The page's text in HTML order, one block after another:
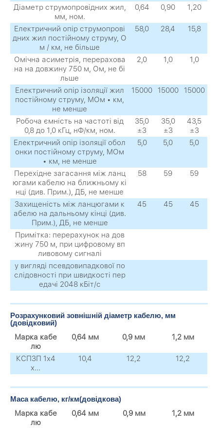
Діаметр струмопровідних жил,
мм, ном.
0,64 0,90 1,20
Електричний опір струмопрові
дних жил постійному струму, О
м / км, не більше
58,0 28,4 15,8
Омічна асиметрія, перерахова
на на довжину 750 м, Ом, не бі
льше
2,0 1,0 1,0
Електричний опір ізоляції жил
постійному струму, МОм • км,
не менше
15000 15000 15000
Робоча ємність на частоті від
0,8 до 1,0 кГц, нФ/км, ном.
35,0
±3
35,0
±3
43,5
±3
Електричний опір ізоляції обол
онки постійному струму, МОм
• км, не менше
5,0 5,0 5,0
Перехідне загасання між ланц
югами кабелю на ближньому кі
нці (див. Прим.), ДБ, не менше
58 59 59
Захищеність між ланцюгами к
абелю на дальньому кінці (див.
Прим.), ДБ, не менше
45 45 45
Примітка: перерахунок на дов
жину 750 м, при цифровому вп
ливовому сигналі
у вигляді псевдовипадкової по
слідовності при швидкості пер
едачі 2048 кБіт/с
Розрахунковий зовнішній діаметр кабелю, мм
(довідковий)
Марка кабе
лю
0,64 мм 0,9 мм 1,2 мм
КСПЗП 1х4
х...
10,4 12,2 12,2
Маса кабелю, кг/км(довідкова)
Марка кабе
лю
0,64 мм 0,9 мм 1,2 мм